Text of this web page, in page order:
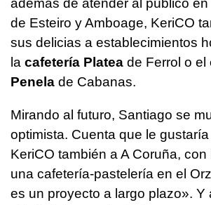
además de atender al público
de Esteiro y Amboage, KeriCO
sus delicias a establecimientos
la cafetería Platea de Ferrol o el
Penela de Cabanas.
Mirando al futuro, Santiago se
optimista. Cuenta que le
KeriCO también a A Coruña,
una cafetería-pastelería en el
es un proyecto a largo plazo». Y